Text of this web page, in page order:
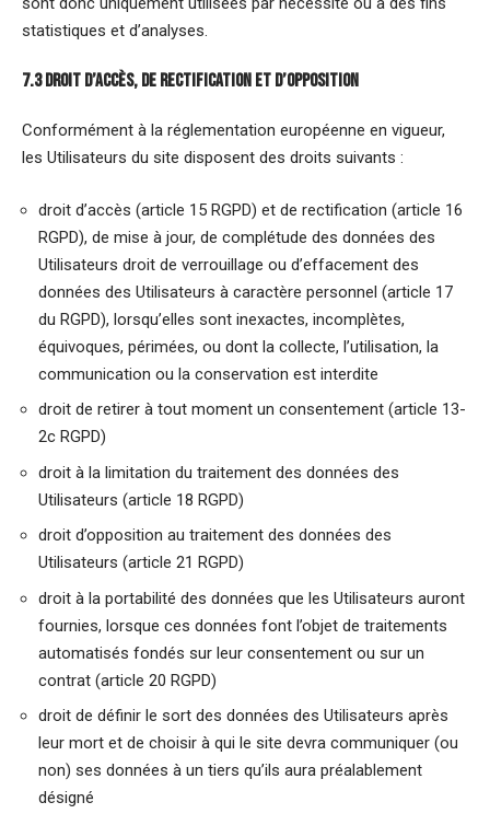
statistiques et d’analyses.
7.3 Droit d’accès, de rectification et d’opposition
Conformément à la réglementation européenne en vigueur,
les Utilisateurs du site disposent des droits suivants :
droit d’accès (article 15 RGPD) et de rectification (article 16
RGPD), de mise à jour, de complétude des données des
Utilisateurs droit de verrouillage ou d’effacement des
données des Utilisateurs à caractère personnel (article 17
du RGPD), lorsqu’elles sont inexactes, incomplètes,
équivoques, périmées, ou dont la collecte, l’utilisation, la
communication ou la conservation est interdite
droit de retirer à tout moment un consentement (article 13-
2c RGPD)
droit à la limitation du traitement des données des
Utilisateurs (article 18 RGPD)
droit d’opposition au traitement des données des
Utilisateurs (article 21 RGPD)
droit à la portabilité des données que les Utilisateurs auront
fournies, lorsque ces données font l’objet de traitements
automatisés fondés sur leur consentement ou sur un
contrat (article 20 RGPD)
droit de définir le sort des données des Utilisateurs après
leur mort et de choisir à qui le site devra communiquer (ou
non) ses données à un tiers qu’ils aura préalablement
désigné